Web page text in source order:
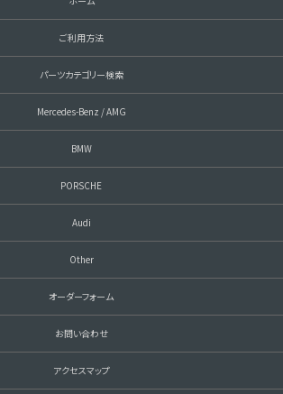
ご利用方法
パーツカテゴリー検索
Mercedes-Benz / AMG
BMW
PORSCHE
Audi
Other
オーダーフォーム
お問い合わせ
アクセスマップ